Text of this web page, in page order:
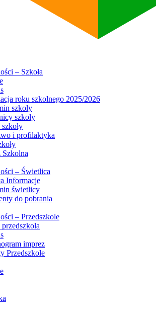
– Szkoła
roku szkolnego 2025/2026
szkoly
szkoły
i profilaktyka
Szkolna
– Świetlica
Informacje
świetlicy
do pobrania
– Przedszkole
imprez
Przedszkole